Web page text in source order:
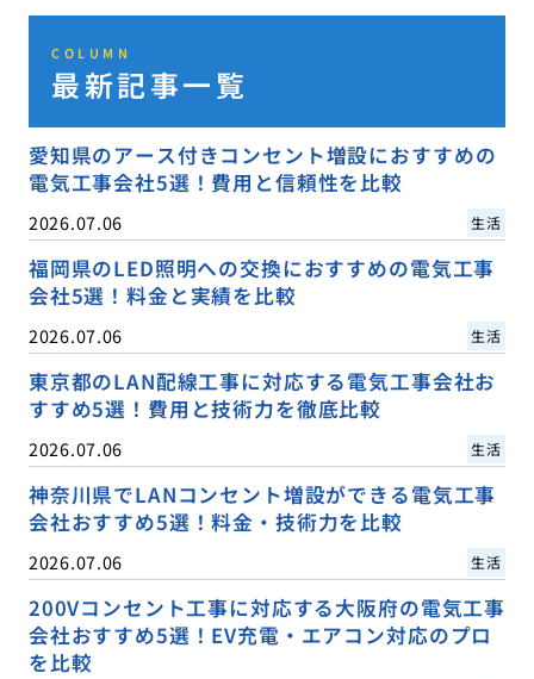
COLUMN
最新記事一覧
愛知県のアース付きコンセント増設におすすめの
電気工事会社5選！費用と信頼性を比較
2026.07.06 生活
福岡県のLED照明への交換におすすめの電気工事
会社5選！料金と実績を比較
2026.07.06 生活
東京都のLAN配線工事に対応する電気工事会社お
すすめ5選！費用と技術力を徹底比較
2026.07.06 生活
神奈川県でLANコンセント増設ができる電気工事
会社おすすめ5選！料金・技術力を比較
2026.07.06 生活
200Vコンセント工事に対応する大阪府の電気工事
会社おすすめ5選！EV充電・エアコン対応のプロ
を比較